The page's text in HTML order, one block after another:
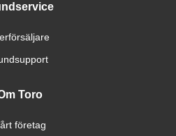
Toro
företag